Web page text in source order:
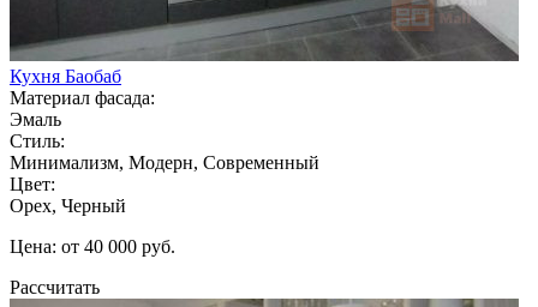
Кухня Баобаб
Материал фасада:
Эмаль
Стиль:
Минимализм, Модерн, Современный
Цвет:
Орех, Черный
Цена: от 40 000 руб.
Рассчитать